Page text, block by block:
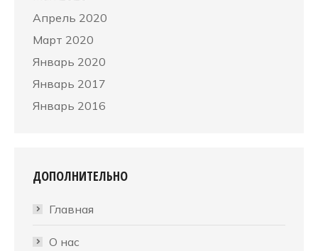
Апрель 2020
Март 2020
Январь 2020
Январь 2017
Январь 2016
ДОПОЛНИТЕЛЬНО
Главная
О нас